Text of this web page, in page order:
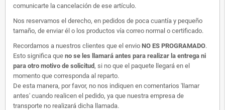
comunicarte la cancelación de ese artículo.
Nos reservamos el derecho, en pedidos de poca cuantía y pequeño
tamaño, de enviar él o los productos vía correo normal o certificado.
Recordamos a nuestros clientes que el envio NO ES PROGRAMADO.
Esto significa que no se les llamará antes para realizar la entrega ni
para otro motivo de solicitud, si no que el paquete llegará en el
momento que corresponda al reparto.
De esta manera, por favor, no nos indiquen en comentarios 'llamar
antes' cuando realicen el pedido, ya que nuestra empresa de
transporte no realizará dicha llamada.